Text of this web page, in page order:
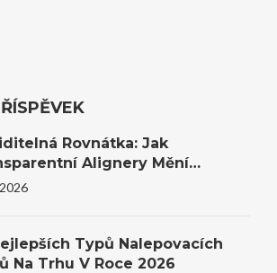
Rovnátka: Jak
Alignery Mění
I Sebevědomí
Typů Nalepovacích
Na Trhu V Roce 2026